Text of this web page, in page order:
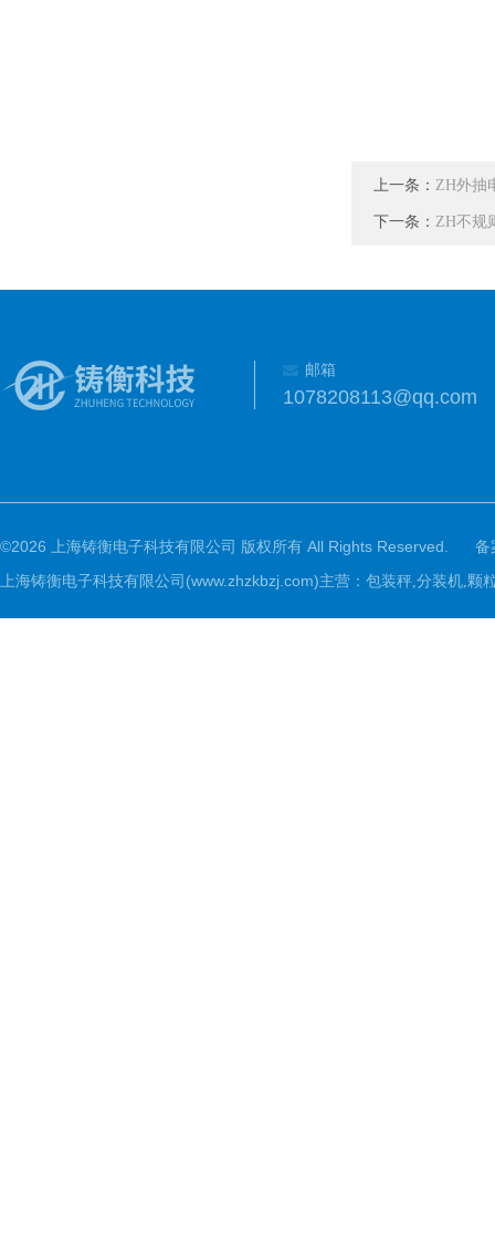
上一条： ZH外抽
下一条： ZH不规
邮箱
1078208113@qq.com
©2026 上海铸衡电子科技有限公司 版权所有 All Rights Reserved.
备
上海铸衡电子科技有限公司(www.zhzkbzj.com)主营： 包装秤,分装机,颗